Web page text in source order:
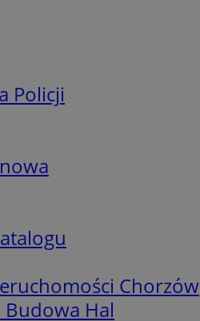
Policji
Chorzów
Hal